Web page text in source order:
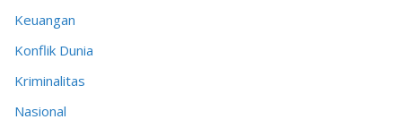
Keuangan
Konflik Dunia
Kriminalitas
Nasional